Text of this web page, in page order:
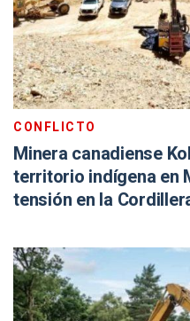
CONFLICTO
Minera canadiense
territorio indígena en
tensión en la